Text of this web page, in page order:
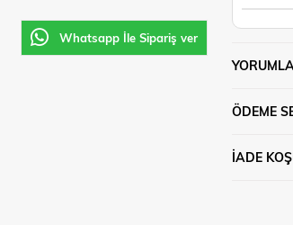
Whatsapp İle Sipariş ver
ÖDEME
İADE